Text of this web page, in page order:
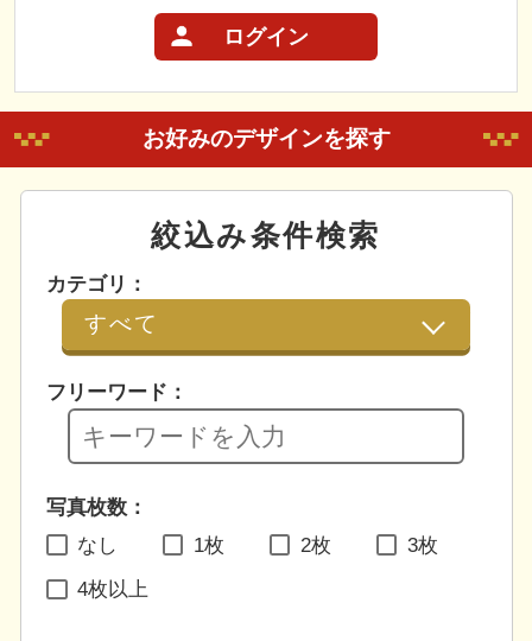
ログイン
お好みのデザインを探す
絞込み条件検索
カテゴリ：
フリーワード：
写真枚数：
なし
1枚 2枚 3枚
4枚以上